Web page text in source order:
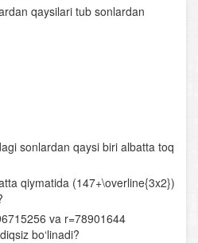
xossalari
almashtirish
qaysilari tub sonlardan
sonlardan qaysi biri albatta toq
qiymatida (147+\overline{3x2})
va r=78901644
bo‘linadi?